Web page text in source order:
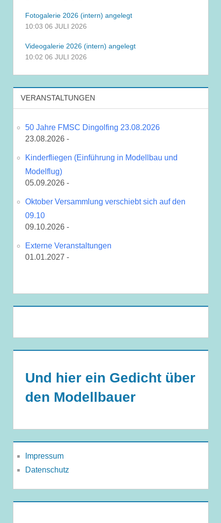
Fotogalerie 2026 (intern) angelegt
10:03 06 JULI 2026
Videogalerie 2026 (intern) angelegt
10:02 06 JULI 2026
VERANSTALTUNGEN
50 Jahre FMSC Dingolfing 23.08.2026
23.08.2026 -
Kinderfliegen (Einführung in Modellbau und
Modelflug)
05.09.2026 -
Oktober Versammlung verschiebt sich auf den
09.10
09.10.2026 -
Externe Veranstaltungen
01.01.2027 -
Und hier ein Gedicht über
den Modellbauer
Impressum
Datenschutz